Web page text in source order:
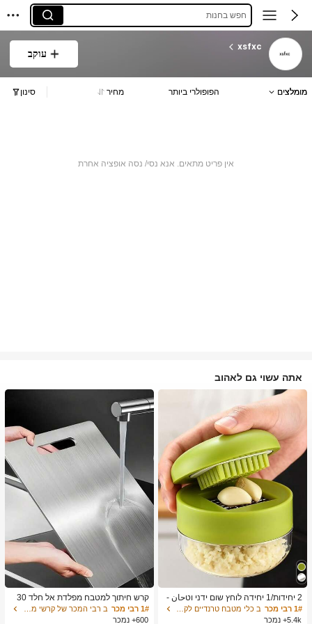
חפש בחנות
xsfxc
עוקב
מומלצים הפופולרי ביותר מחיר סינון
אין פריט מתאים. אנא נסי/ נסה אופציה אחרת
אתה עשוי גם לאהוב
2 יחידות/1 יחידה לוחץ שום ידני וטحان -
כלי מטבח רב-תכליתי, ניתן להשתמש לקי
צוץ, פריסה וטחינה, מתאים לבית, מסעד
1# רבי מכר
5.4k+ נמכר
קרש חיתוך למטבח מפלדת אל חלד 30
4, מתאים לחיתוך בשר, פירות וירקות, קל
לניקוי, לבישול ביתי
1# רבי מכר
600+ נמכר